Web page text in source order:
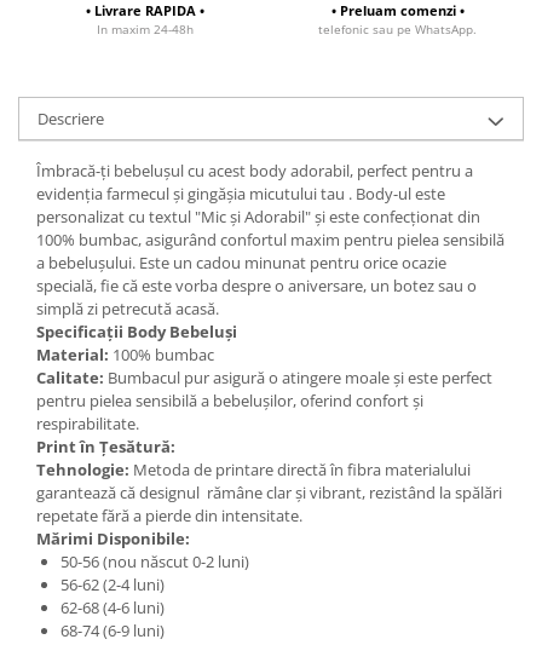
• Livrare RAPIDA •
In maxim 24-48h
• Preluam comenzi •
telefonic sau pe WhatsApp.
Descriere
Îmbracă-ți bebelușul cu acest body adorabil, perfect pentru a
evidenția farmecul și gingășia micutului tau . Body-ul este
personalizat cu textul "Mic și Adorabil" și este confecționat din
100% bumbac, asigurând confortul maxim pentru pielea sensibilă
a bebelușului. Este un cadou minunat pentru orice ocazie
specială, fie că este vorba despre o aniversare, un botez sau o
simplă zi petrecută acasă.
Specificații Body Bebeluși
Material: 100% bumbac
Calitate: Bumbacul pur asigură o atingere moale și este perfect
pentru pielea sensibilă a bebelușilor, oferind confort și
respirabilitate.
Print în Țesătură:
Tehnologie: Metoda de printare directă în fibra materialului
garantează că designul rămâne clar și vibrant, rezistând la spălări
repetate fără a pierde din intensitate.
Mărimi Disponibile:
50-56 (nou născut 0-2 luni)
56-62 (2-4 luni)
62-68 (4-6 luni)
68-74 (6-9 luni)